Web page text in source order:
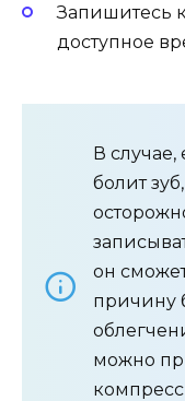
Запишитесь
доступное
В случае,
болит
он
причину
можно